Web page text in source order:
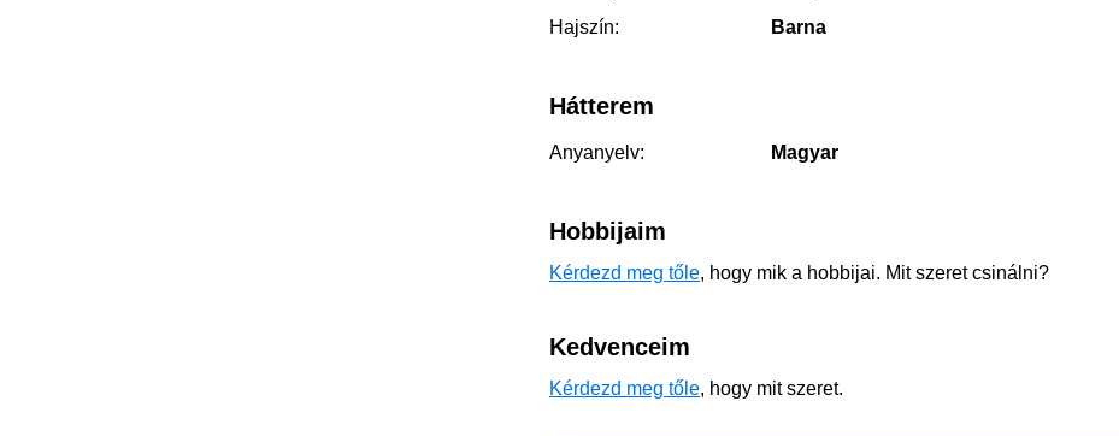
Hajszín:
Barna
Hátterem
Anyanyelv: Magyar
Hobbijaim
Kérdezd meg tőle, hogy mik a hobbijai. Mit szeret csinálni?
Kedvenceim
Kérdezd meg tőle, hogy mit szeret.